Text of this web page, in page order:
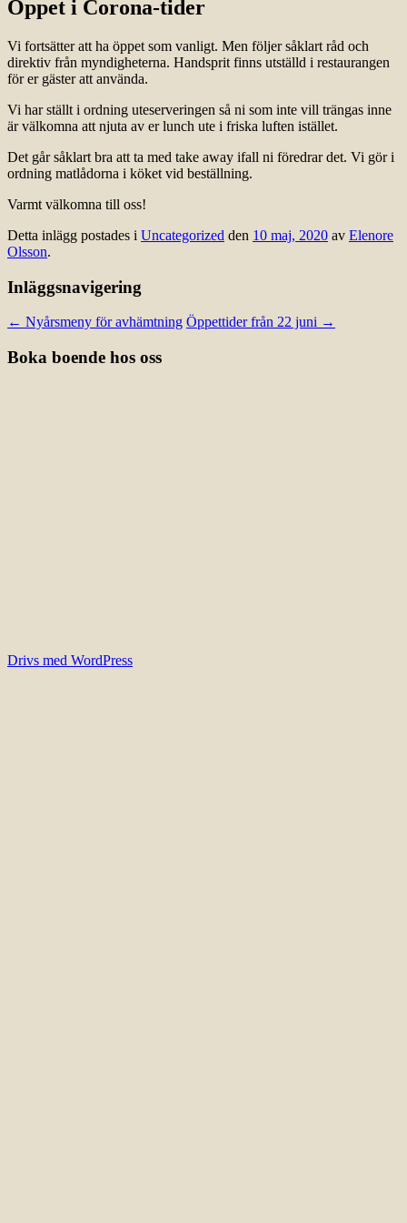
Öppet i Corona-tider
Vi fortsätter att ha öppet som vanligt. Men följer såklart råd och
direktiv från myndigheterna. Handsprit finns utställd i restaurangen
för er gäster att använda.
Vi har ställt i ordning uteserveringen så ni som inte vill trängas inne
är välkomna att njuta av er lunch ute i friska luften istället.
Det går såklart bra att ta med take away ifall ni föredrar det. Vi gör i
ordning matlådorna i köket vid beställning.
Varmt välkomna till oss!
Detta inlägg postades i Uncategorized den 10 maj, 2020 av Elenore
Olsson.
Inläggsnavigering
← Nyårsmeny för avhämtning Öppettider från 22 juni →
Boka boende hos oss
Drivs med WordPress